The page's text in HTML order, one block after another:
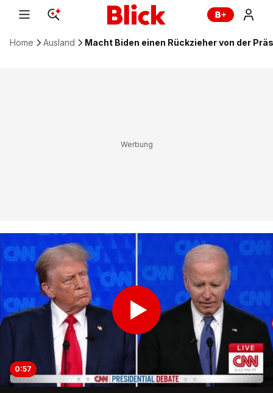
Home Ausland Macht Biden einen Rückzieher von der
0:57